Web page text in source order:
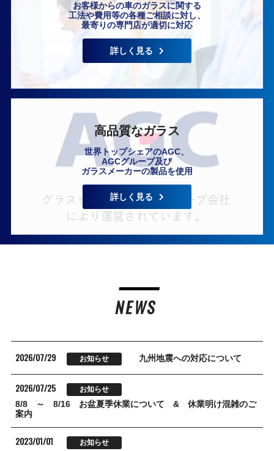
お客様からの車のガラスに関する
工法や費用等の各種ご相談に対し、
最寄りの専門店が適切に対応
詳しく見る
高品質なガラス
世界トップシェアのAGC、
AGCグループ及び
ガラスメーカーの製品を使用
詳しく見る
NEWS
2026/07/29 お知らせ 九州地震への対応について
2026/07/25 お知らせ
8/8 ～ 8/16 お盆夏季休業について & 休業明け混雑のご
案内
2023/01/01 お知らせ